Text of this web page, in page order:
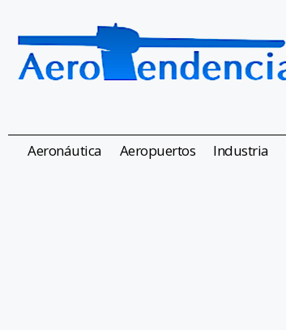
Aeronáutica Aeropuertos Industria